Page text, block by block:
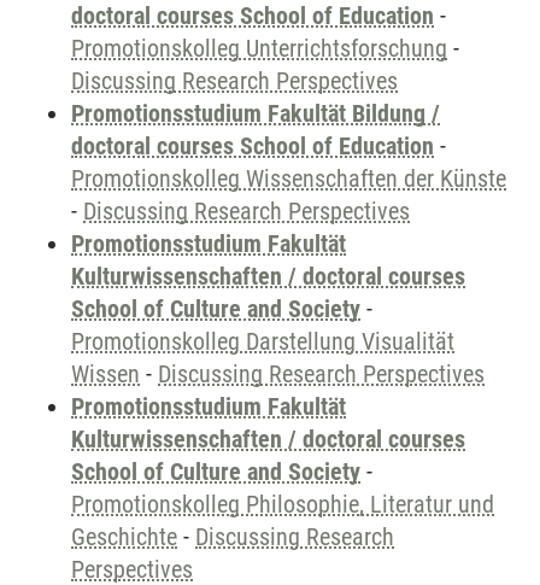
doctoral courses School of Education -
Promotionskolleg Unterrichtsforschung -
Discussing Research Perspectives
Promotionsstudium Fakultät Bildung /
doctoral courses School of Education -
Promotionskolleg Wissenschaften der Künste
- Discussing Research Perspectives
Promotionsstudium Fakultät
Kulturwissenschaften / doctoral courses
School of Culture and Society -
Promotionskolleg Darstellung Visualität
Wissen - Discussing Research Perspectives
Promotionsstudium Fakultät
Kulturwissenschaften / doctoral courses
School of Culture and Society -
Promotionskolleg Philosophie, Literatur und
Geschichte - Discussing Research
Perspectives